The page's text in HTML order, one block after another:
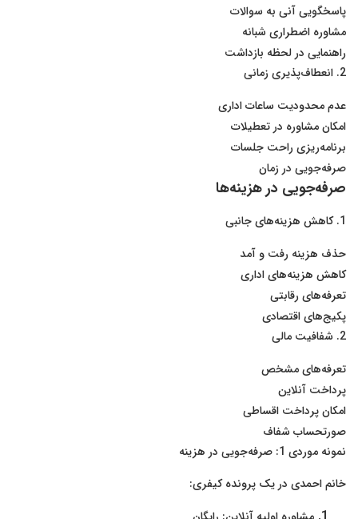
پاسخگویی آنی به سوالات
مشاوره اضطراری شبانه
راهنمایی در لحظه بازداشت
2. انعطاف‌پذیری زمانی
عدم محدودیت ساعات اداری
امکان مشاوره در تعطیلات
برنامه‌ریزی راحت جلسات
صرفه‌جویی در زمان
صرفه‌جویی در هزینه‌ها
1. کاهش هزینه‌های جانبی
حذف هزینه رفت و آمد
کاهش هزینه‌های اداری
تعرفه‌های رقابتی
پکیج‌های اقتصادی
2. شفافیت مالی
تعرفه‌های مشخص
پرداخت آنلاین
امکان پرداخت اقساطی
صورتحساب شفاف
نمونه موردی 1: صرفه‌جویی در هزینه
خانم احمدی در یک پرونده کیفری: